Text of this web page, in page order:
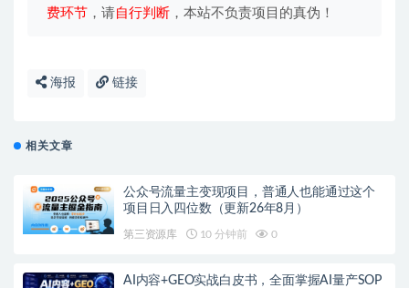
费环节 ，请自行判断 ，本站不负责项目的真伪！
海报 链接
相关文章
公众号流量主变现项目，普通人也能通过这个
项目日入四位数（更新26年8月）
第三资源库 10 分钟前 0
AI内容+GEO实战白皮书，全面掌握AI量产SOP